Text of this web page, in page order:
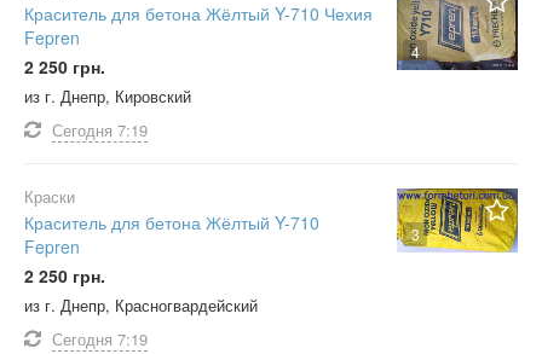
4
Краситель для бетона Жёлтый Y-710 Чехия
Fepren
2 250 грн.
из г. Днепр, Кировский
Сегодня 7:19
3
Краски
Краситель для бетона Жёлтый Y-710
Fepren
2 250 грн.
из г. Днепр, Красногвардейский
Сегодня 7:19